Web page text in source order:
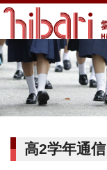
高2学年通信